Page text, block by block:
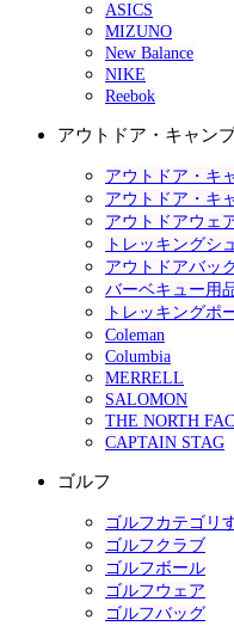
ASICS
MIZUNO
New Balance
NIKE
Reebok
アウトドア・キャン
アウトドア・キ
アウトドア・キ
アウトドアウェ
トレッキングシ
アウトドアバッ
バーベキュー用
トレッキングポ
Coleman
Columbia
MERRELL
SALOMON
THE NORTH
CAPTAIN STAG
ゴルフ
ゴルフカテゴリ
ゴルフクラブ
ゴルフボール
ゴルフウェア
ゴルフバッグ